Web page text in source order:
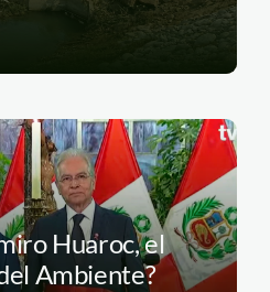
Huaroc, el
Ambiente?